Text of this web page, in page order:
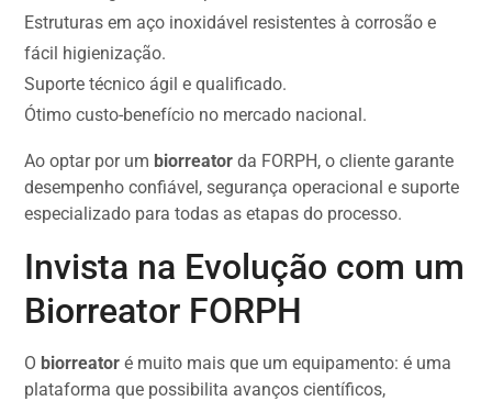
Estruturas em aço inoxidável resistentes à corrosão e
fácil higienização.
Suporte técnico ágil e qualificado.
Ótimo custo-benefício no mercado nacional.
Ao optar por um biorreator da FORPH, o cliente garante
desempenho confiável, segurança operacional e suporte
especializado para todas as etapas do processo.
Invista na Evolução com um
Biorreator FORPH
O biorreator é muito mais que um equipamento: é uma
plataforma que possibilita avanços científicos,